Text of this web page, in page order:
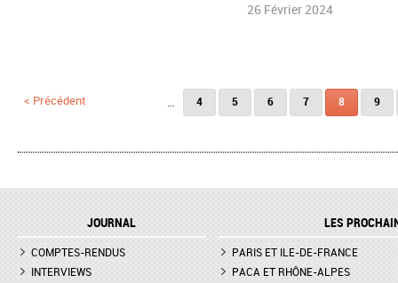
26 Février 2024
< Précédent 4 5 6 7 8 9
JOURNAL
COMPTES-RENDUS
INTERVIEWS
LES
PARIS ET ILE-DE-FRANCE
PACA ET RHÔNE-ALPES